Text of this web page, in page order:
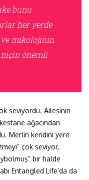
bunu
her yerde
ve mikolojinin
önemli
seviyordu. Ailesinin
ağacından
Merlin kendini yere
çok seviyor,
bir halde
Entangled Life’da da